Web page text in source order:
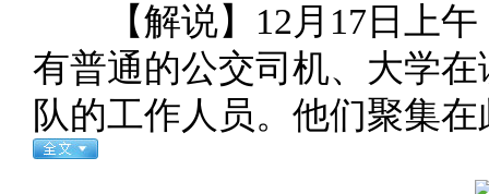
【解说】12月17日上午
有普通的公交司机、大学
队的工作人员。他们聚集